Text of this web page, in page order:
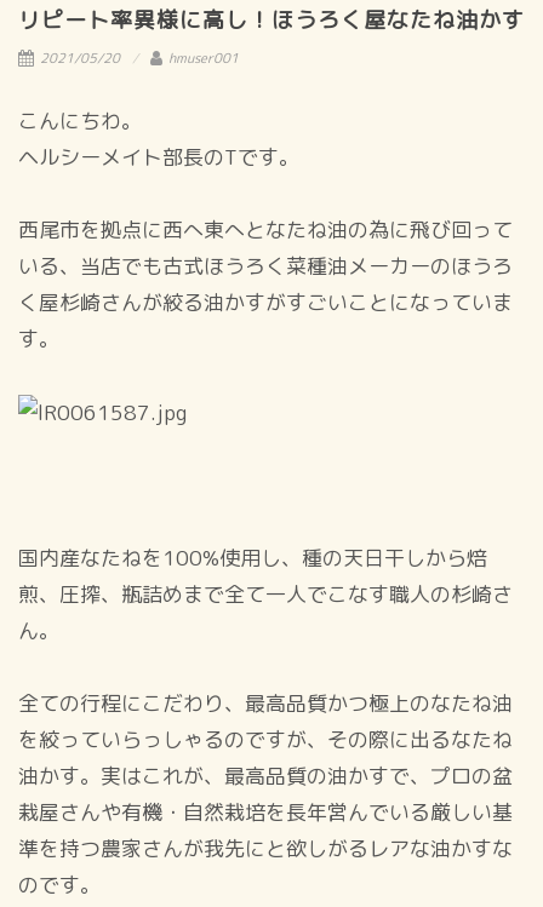
リピート率異様に高し！ほうろく屋なたね油かす
2021/05/20 hmuser001
こんにちわ。
ヘルシーメイト部長のTです。
西尾市を拠点に西へ東へとなたね油の為に飛び回って
いる、当店でも古式ほうろく菜種油メーカーのほうろ
く屋杉崎さんが絞る油かすがすごいことになっていま
す。
国内産なたねを100%使用し、種の天日干しから焙
煎、圧搾、瓶詰めまで全て一人でこなす職人の杉崎さ
ん。
全ての行程にこだわり、最高品質かつ極上のなたね油
を絞っていらっしゃるのですが、その際に出るなたね
油かす。実はこれが、最高品質の油かすで、プロの盆
栽屋さんや有機・自然栽培を長年営んでいる厳しい基
準を持つ農家さんが我先にと欲しがるレアな油かすな
のです。